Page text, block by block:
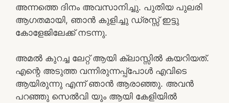
അന്നത്തെ ദിനം അവസാനിച്ചു. പുതിയ പുലരി
ആഗതമായി, ഞാൻ കുളിച്ചു ഡ്രസ്സ് ഇട്ടു
കോളേജിലേക്ക് നടന്നു.
അമൽ കുറച്ച ലേറ്റ് ആയി ക്ലാസ്സിൽ കയറിയത്.
എന്റെ അടുത്ത വന്നിരുന്നപ്പ്പോൾ എവിടെ
ആയിരുന്നു എന്ന് ഞാൻ ആരാഞ്ഞു. അവൻ
പറഞ്ഞു സെൽവി യും ആയി കേളിയിൽ